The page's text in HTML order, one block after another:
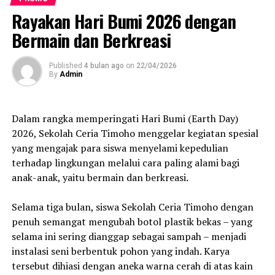
namun karena lagi dalam suasana pendemi hal tersebut
diurungkan.”
“Ya, kali ini kita hanya akan melakukan pelepasan dan
penjualan album baru” lanjut Oki Haribowo.
terbaru Death Vomit ini dijual dengan bandrol Rp.
50.000,- dan bisa langsung dipesan melalui lini masa
kami di @deathvomitofficial atau
@dementendmindrecords.
UP NEXT
PT Softex Indonesia memperkenalkan Confidence Adult
Pants Heavy Flow
Ada Secercah Harapan Mengurai Benang Kusut
Rayakan Hari Bumi 2026 dengan
Bermain dan Berkreasi
Published 4 bulan ago on 22/04/2026
By Admin
Dalam rangka memperingati Hari Bumi (Earth Day)
2026, Sekolah Ceria Timoho menggelar kegiatan spesial
yang mengajak para siswa menyelami kepedulian
terhadap lingkungan melalui cara paling alami bagi
anak-anak, yaitu bermain dan berkreasi.
Selama tiga bulan, siswa Sekolah Ceria Timoho dengan
penuh semangat mengubah botol plastik bekas – yang
selama ini sering dianggap sebagai sampah – menjadi
instalasi seni berbentuk pohon yang indah. Karya
tersebut dihiasi dengan aneka warna cerah di atas kain